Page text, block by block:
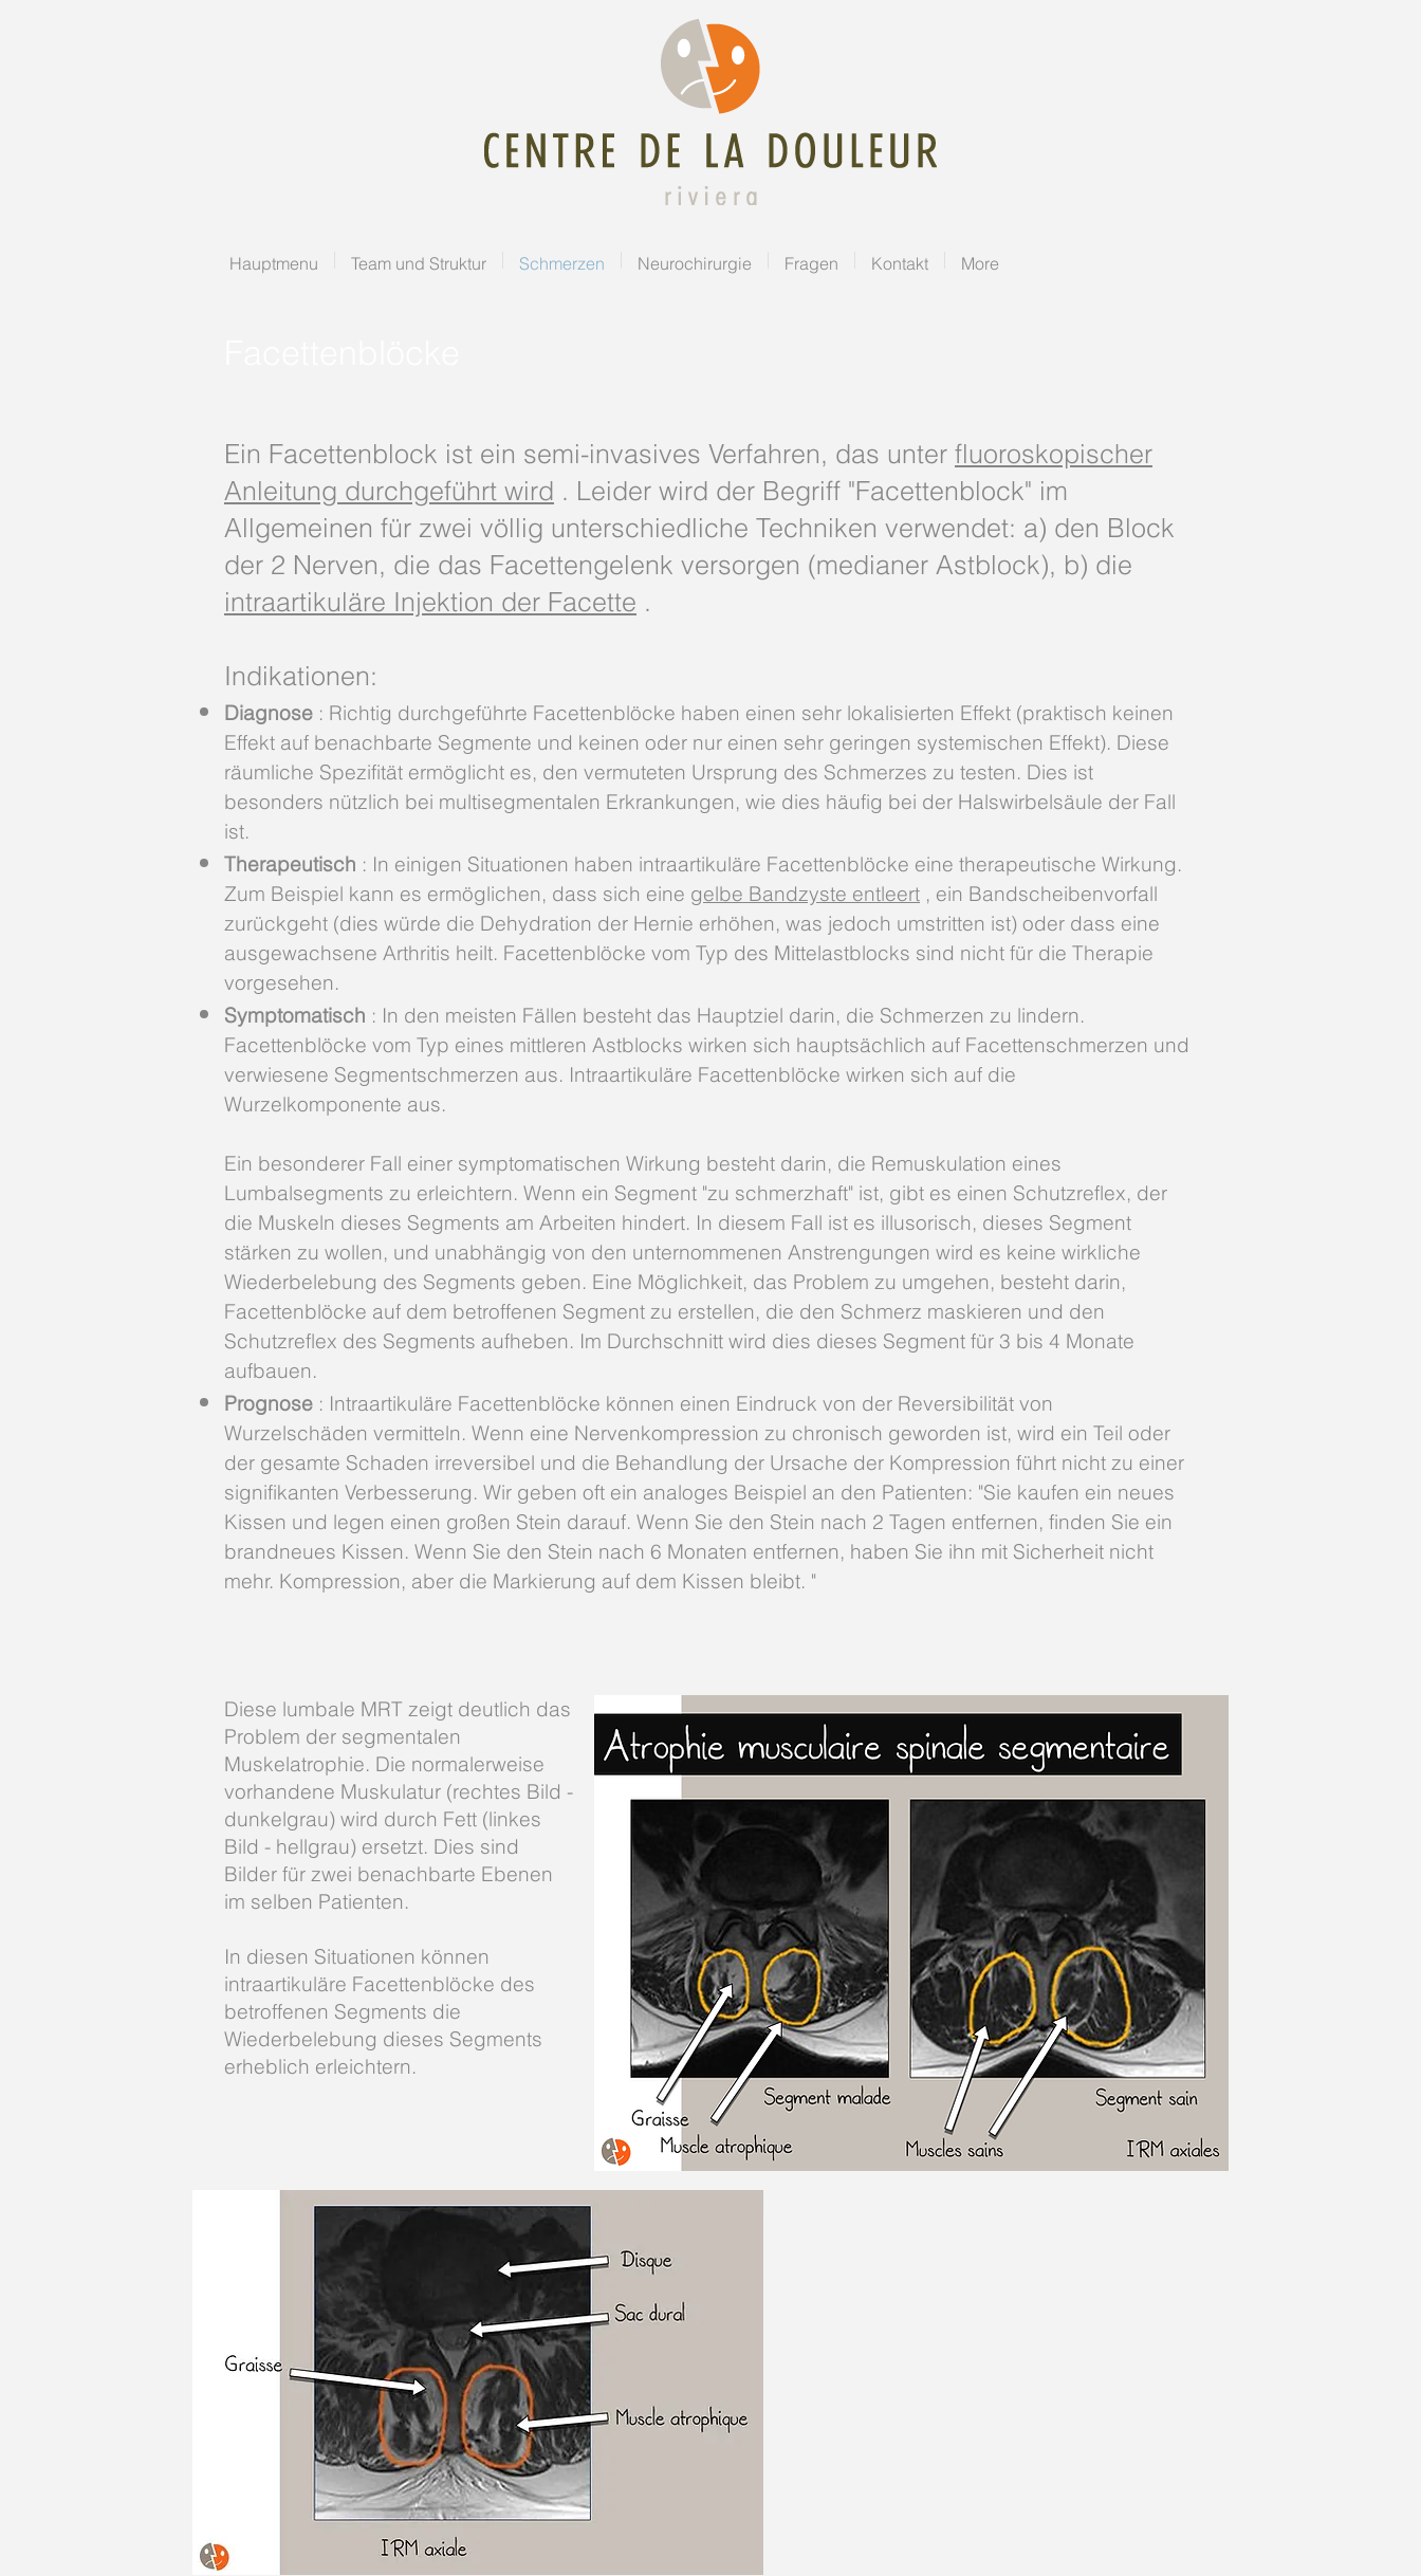
Hauptmenu Team und Struktur Schmerzen Neurochirurgie Fragen Kontakt More
Ein Facettenblock ist ein semi-invasives Verfahren, das unter fluoroskopischer
Anleitung durchgeführt wird . Leider wird der Begriff "Facettenblock" im
Allgemeinen für zwei völlig unterschiedliche Techniken verwendet: a) den Block
der 2 Nerven, die das Facettengelenk versorgen (medianer Astblock), b) die
intraartikuläre Injektion der Facette .
Indikationen:
Diagnose : Richtig durchgeführte Facettenblöcke haben einen sehr lokalisierten Effekt (praktisch keinen
Effekt auf benachbarte Segmente und keinen oder nur einen sehr geringen systemischen Effekt). Diese
räumliche Spezifität ermöglicht es, den vermuteten Ursprung des Schmerzes zu testen. Dies ist
besonders nützlich bei multisegmentalen Erkrankungen, wie dies häufig bei der Halswirbelsäule der Fall
ist.
Therapeutisch : In einigen Situationen haben intraartikuläre Facettenblöcke eine therapeutische Wirkung.
Zum Beispiel kann es ermöglichen, dass sich eine gelbe Bandzyste entleert , ein Bandscheibenvorfall
zurückgeht (dies würde die Dehydration der Hernie erhöhen, was jedoch umstritten ist) oder dass eine
ausgewachsene Arthritis heilt. Facettenblöcke vom Typ des Mittelastblocks sind nicht für die Therapie
vorgesehen.
Symptomatisch : In den meisten Fällen besteht das Hauptziel darin, die Schmerzen zu lindern.
Facettenblöcke vom Typ eines mittleren Astblocks wirken sich hauptsächlich auf Facettenschmerzen und
verwiesene Segmentschmerzen aus. Intraartikuläre Facettenblöcke wirken sich auf die
Wurzelkomponente aus.
Ein besonderer Fall einer symptomatischen Wirkung besteht darin, die Remuskulation eines
Lumbalsegments zu erleichtern. Wenn ein Segment "zu schmerzhaft" ist, gibt es einen Schutzreflex, der
die Muskeln dieses Segments am Arbeiten hindert. In diesem Fall ist es illusorisch, dieses Segment
stärken zu wollen, und unabhängig von den unternommenen Anstrengungen wird es keine wirkliche
Wiederbelebung des Segments geben. Eine Möglichkeit, das Problem zu umgehen, besteht darin,
Facettenblöcke auf dem betroffenen Segment zu erstellen, die den Schmerz maskieren und den
Schutzreflex des Segments aufheben. Im Durchschnitt wird dies dieses Segment für 3 bis 4 Monate
aufbauen.
Prognose : Intraartikuläre Facettenblöcke können einen Eindruck von der Reversibilität von
Wurzelschäden vermitteln. Wenn eine Nervenkompression zu chronisch geworden ist, wird ein Teil oder
der gesamte Schaden irreversibel und die Behandlung der Ursache der Kompression führt nicht zu einer
signifikanten Verbesserung. Wir geben oft ein analoges Beispiel an den Patienten: "Sie kaufen ein neues
Kissen und legen einen großen Stein darauf. Wenn Sie den Stein nach 2 Tagen entfernen, finden Sie ein
brandneues Kissen. Wenn Sie den Stein nach 6 Monaten entfernen, haben Sie ihn mit Sicherheit nicht
mehr. Kompression, aber die Markierung auf dem Kissen bleibt. "
Diese lumbale MRT zeigt deutlich das
Problem der segmentalen
Muskelatrophie. Die normalerweise
vorhandene Muskulatur (rechtes Bild -
dunkelgrau) wird durch Fett (linkes
Bild - hellgrau) ersetzt. Dies sind
Bilder für zwei benachbarte Ebenen
im selben Patienten.
In diesen Situationen können
intraartikuläre Facettenblöcke des
betroffenen Segments die
Wiederbelebung dieses Segments
erheblich erleichtern.